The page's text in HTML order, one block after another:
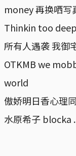
money 再换哂写
Thinkin too
所有人遇袭 我御
OTKMB we
world
傲娇明日香心理
水原希子 blocka